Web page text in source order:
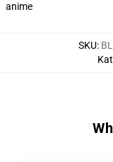
anime
SKU: